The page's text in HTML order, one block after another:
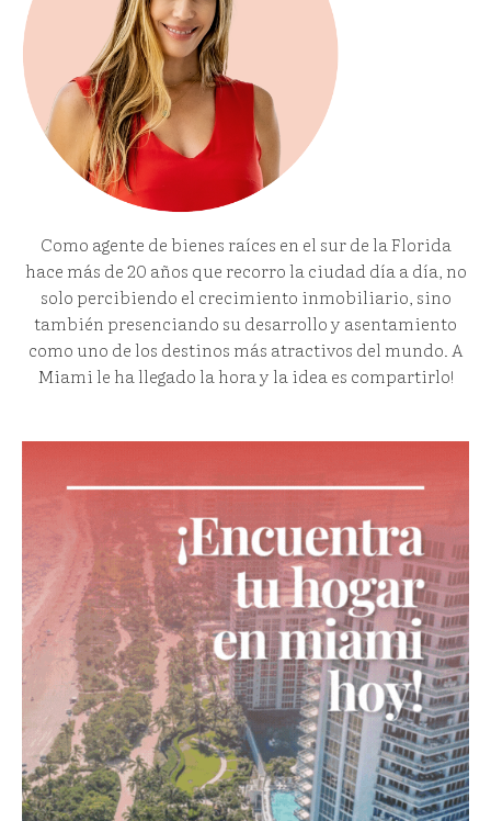
Como agente de bienes raíces en el sur de la Florida
hace más de 20 años que recorro la ciudad día a día, no
solo percibiendo el crecimiento inmobiliario, sino
también presenciando su desarrollo y asentamiento
como uno de los destinos más atractivos del mundo. A
Miami le ha llegado la hora y la idea es compartirlo!